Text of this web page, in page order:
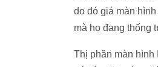
do đó giá màn
mà họ đang thống
Thị phần màn hình